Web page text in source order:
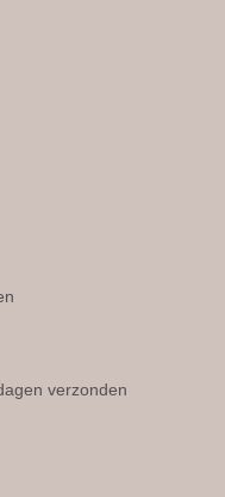
verzonden